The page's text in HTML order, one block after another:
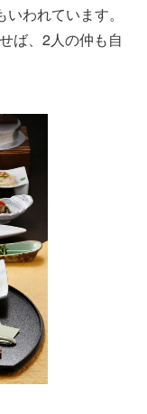
われています。
ば、2人の仲も自